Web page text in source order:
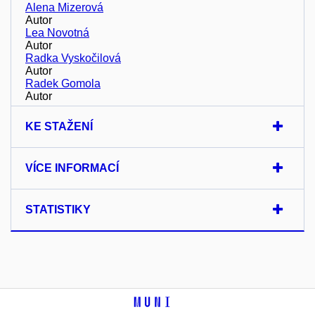
Alena Mizerová
Autor
Lea Novotná
Autor
Radka Vyskočilová
Autor
Radek Gomola
Autor
KE STAŽENÍ
VÍCE INFORMACÍ
STATISTIKY